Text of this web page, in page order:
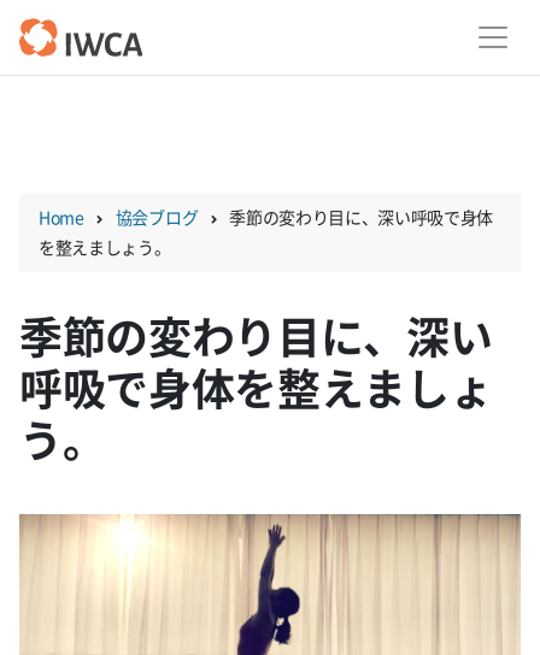
Home 協会ブログ
季節の変わり目に、深い呼吸で身体
を整えましょう。
季節の変わり目に、深い
呼吸で身体を整えましょ
う。